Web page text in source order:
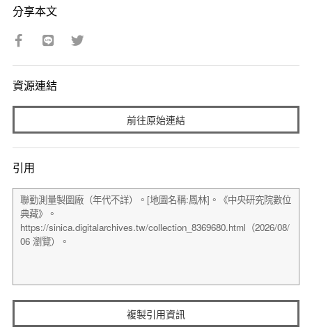
分享本文
資源連結
前往原始連結
引用
複製引用資訊